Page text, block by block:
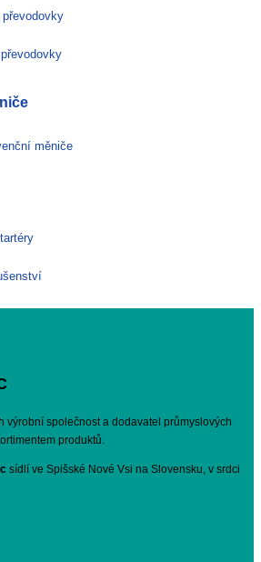
měniče
výrobní společnost a dodavatel průmyslových
produktů.
sídlí ve Spišské Nové Vsi na Slovensku, v srdci